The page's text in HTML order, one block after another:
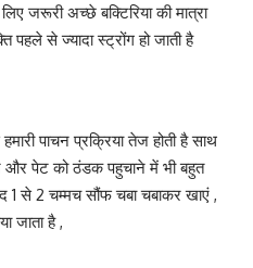
जरूरी अच्छे बक्टिरिया की मात्रा
से ज्यादा स्ट्रोंग हो जाती है
पाचन प्रक्रिया तेज होती है साथ
और पेट को ठंडक पहुचाने में भी बहुत
1 से 2 चम्मच सौंफ चबा चबाकर खाएं ,
जाता है ,